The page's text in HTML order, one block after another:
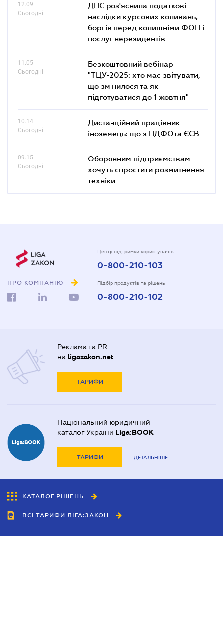
12.09
Сьогодні
ДПС роз'яснила податкові
наслідки курсових коливань,
боргів перед колишніми ФОП і
послуг нерезидентів
11.05
Сьогодні
Безкоштовний вебінар
"ТЦУ-2025: хто має звітувати,
що змінилося та як
підготуватися до 1 жовтня"
10.14
Сьогодні
Дистанційний працівник-
іноземець: що з ПДФОта ЄСВ
09.15
Сьогодні
Оборонним підприємствам
хочуть спростити розмитнення
техніки
ПРО КОМПАНІЮ
Центр підтримки користувачів
0-800-210-103
Підбір продуктів та рішень
0-800-210-102
Реклама та PR
на ligazakon.net
ТАРИФИ
Національний юридичний
каталог України Liga:BOOK
ТАРИФИ ДЕТАЛЬНІШЕ
КАТАЛОГ РІШЕНЬ
ВСІ ТАРИФИ ЛІГА:ЗАКОН